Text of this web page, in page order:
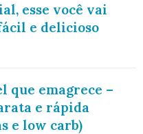
esse você vai
e delicioso
que emagrece –
e rápida
e low carb)